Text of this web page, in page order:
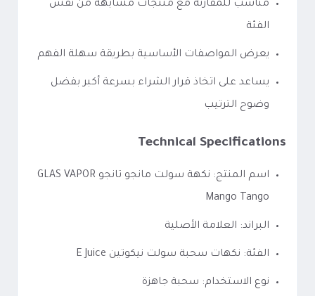
مناسب للمقارنة مع منتجات مشابهة من نفس
الفئة
يعرض المواصفات الأساسية بطريقة سهلة الفهم
يساعد على اتخاذ قرار الشراء بسرعة أكبر بفضل
وضوح الترتيب
Technical Specifications
اسم المنتج: نكهة سولت مانجو تانجو GLAS VAPOR
Mango Tango
البراند: العلامة الأصلية
الفئة: نكهات سحبة سولت نيكوتين E Juice
نوع الاستخدام: سحبة جاهزة